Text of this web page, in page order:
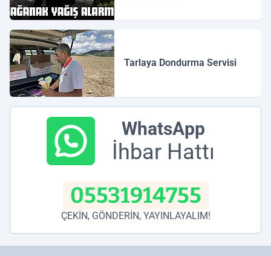
Tarlaya Dondurma Servisi
WhatsApp
İhbar Hattı
05531914755
ÇEKİN, GÖNDERİN, YAYINLAYALIM!